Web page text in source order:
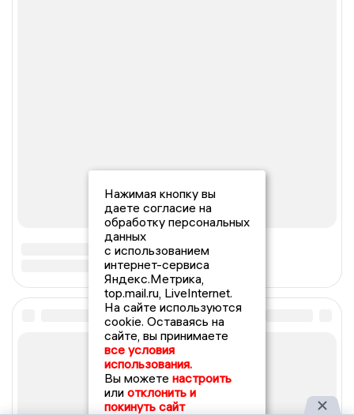
Нажимая кнопку вы
даете согласие на
обработку персональных
данных
с использованием
интернет-сервиса
Яндекс.Метрика,
top.mail.ru, LiveInternet.
На сайте используются
cookie. Оставаясь на
сайте, вы принимаете
все условия
использования.
Вы можете настроить
или отклонить и
покинуть сайт